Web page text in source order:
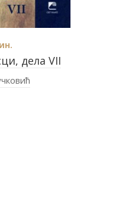
дела VII